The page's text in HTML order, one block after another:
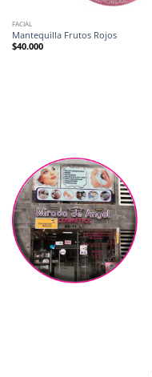
FACIAL
Mantequilla Frutos Rojos
$40.000